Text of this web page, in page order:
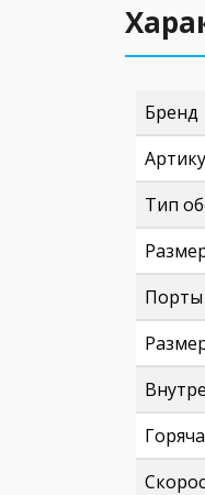
Бренд
Тип
Порты